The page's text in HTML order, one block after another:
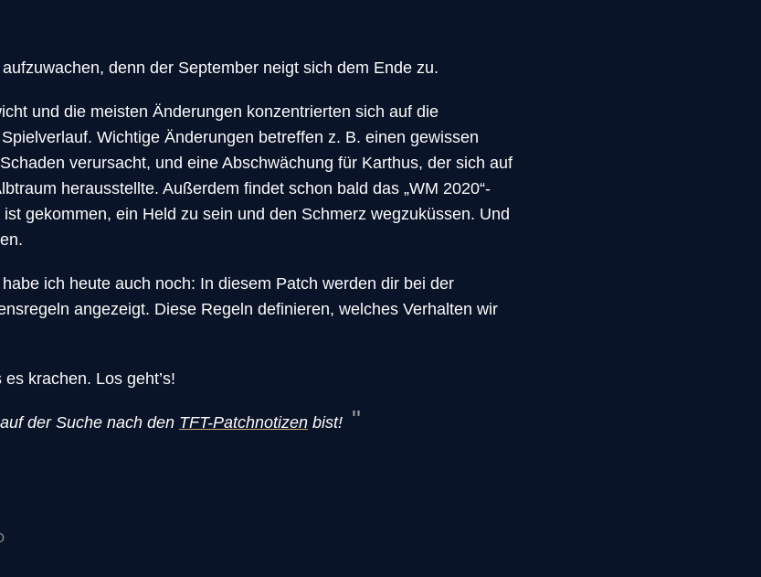
denn der September neigt sich dem Ende zu.
und die meisten Änderungen konzentrierten sich auf die
Wichtige Änderungen betreffen z. B. einen gewissen
verursacht, und eine Abschwächung für Karthus, der sich auf
herausstellte. Außerdem findet schon bald das „WM 2020“-
gekommen, ein Held zu sein und den Schmerz wegzuküssen. Und
ich heute auch noch: In diesem Patch werden dir bei der
angezeigt. Diese Regeln definieren, welches Verhalten wir
krachen. Los geht’s!
der Suche nach den TFT-Patchnotizen bist!